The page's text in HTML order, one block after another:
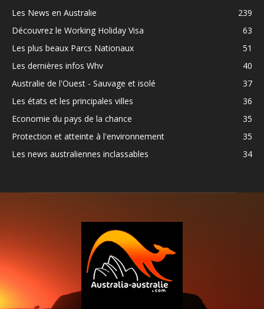
Les News en Australie
239
Découvrez le Working Holiday Visa
63
Les plus beaux Parcs Nationaux
51
Les dernières infos Whv
40
Australie de l'Ouest - Sauvage et isolé
37
Les états et les principales villes
36
Economie du pays de la chance
35
Protection et atteinte à l'environnement
35
Les news australiennes inclassables
34